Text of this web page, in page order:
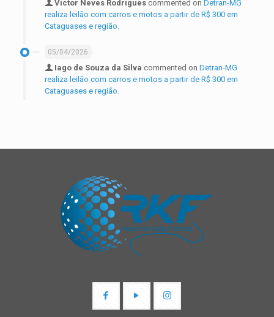
Victor Neves Rodrigues commented on Detran-MG
realiza leilão com carros e motos a partir de R$ 300 em
Cataguases e região.
05/04/2026
Iago de Souza da Silva commented on Detran-MG
realiza leilão com carros e motos a partir de R$ 300 em
Cataguases e região.